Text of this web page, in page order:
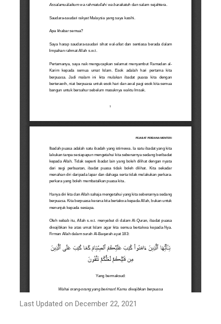
Last Updated on December 22, 2021